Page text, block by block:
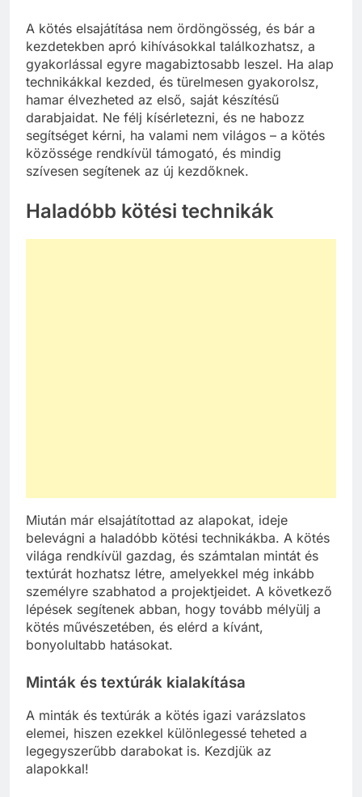
A kötés elsajátítása nem ördöngösség, és bár a
kezdetekben apró kihívásokkal találkozhatsz, a
gyakorlással egyre magabiztosabb leszel. Ha alap
technikákkal kezded, és türelmesen gyakorolsz,
hamar élvezheted az első, saját készítésű
darabjaidat. Ne félj kísérletezni, és ne habozz
segítséget kérni, ha valami nem világos – a kötés
közössége rendkívül támogató, és mindig
szívesen segítenek az új kezdőknek.
Haladóbb kötési technikák
Miután már elsajátítottad az alapokat, ideje
belevágni a haladóbb kötési technikákba. A kötés
világa rendkívül gazdag, és számtalan mintát és
textúrát hozhatsz létre, amelyekkel még inkább
személyre szabhatod a projektjeidet. A következő
lépések segítenek abban, hogy tovább mélyülj a
kötés művészetében, és elérd a kívánt,
bonyolultabb hatásokat.
Minták és textúrák kialakítása
A minták és textúrák a kötés igazi varázslatos
elemei, hiszen ezekkel különlegessé teheted a
legegyszerűbb darabokat is. Kezdjük az
alapokkal!